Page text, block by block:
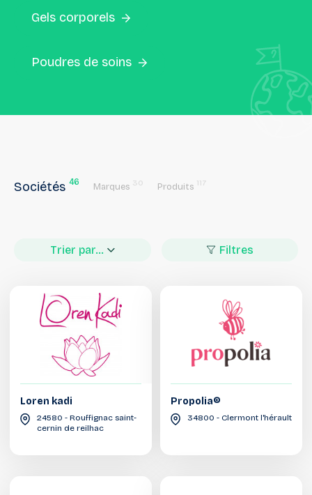
Gels corporels
Poudres de soins
Sociétés 46 Marques 30 Produits 117
Trier par... Filtres
Loren kadi
24580 - Rouffignac saint-
cernin de reilhac
Propolia®
34800 - Clermont l'hérault